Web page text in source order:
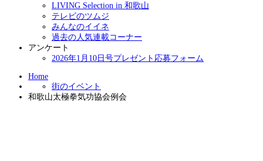
LIVING Selection in 和歌山
テレビのツムジ
みんなのイイネ
過去の人気連載コーナー
アンケート
2026年1月10日号プレゼント応募フォーム
Home
街のイベント
和歌山太極拳気功協会例会